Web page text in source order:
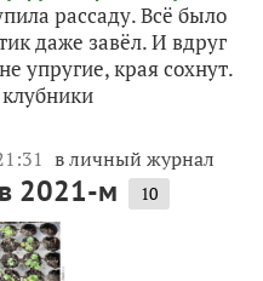
рассаду. Всё было
даже завёл. И вдруг
упругие, края сохнут.
в личный журнал
2021-м 10